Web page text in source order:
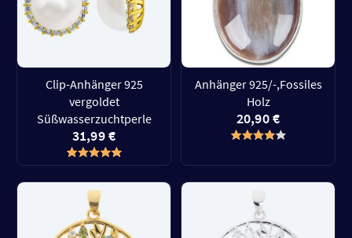
Clip-Anhänger 925
vergoldet
Süßwasserzuchtperle
31,99 €
Anhänger 925/-,Fossiles
Holz
20,90 €